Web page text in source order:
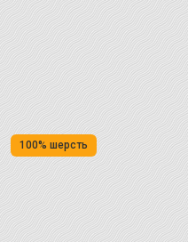
100% шерсть